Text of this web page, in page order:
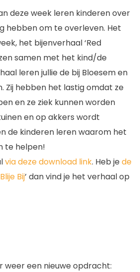
deze week leren kinderen over
hebben om te overleven. Het
het bijenverhaal ‘Red
samen met het kind/de
leren jullie de bij Bloesem en
Zij hebben het lastig omdat ze
en ze ziek kunnen worden
en op akkers wordt
de kinderen leren waarom het
te helpen!
via deze download link. Heb jede
Bij’ dan vind je het verhaal op
weer een nieuwe opdracht: